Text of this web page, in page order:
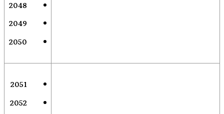
2048
2049
2050
2051
2052